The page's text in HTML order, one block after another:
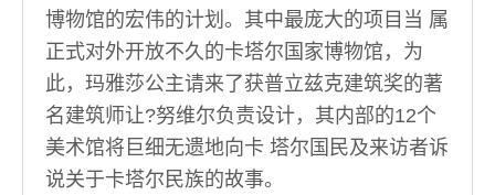
博物馆的宏伟的计划。其中最庞大的项目当 属
正式对外开放不久的卡塔尔国家博物馆，为
此，玛雅莎公主请来了获普立兹克建筑奖的著
名建筑师让?努维尔负责设计，其内部的12个
美术馆将巨细无遗地向卡 塔尔国民及来访者诉
说关于卡塔尔民族的故事。